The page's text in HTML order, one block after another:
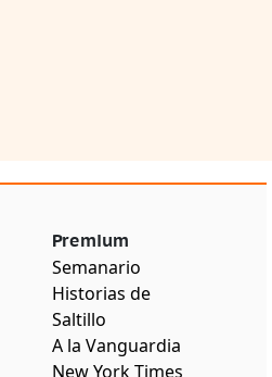
Premium
Semanario
Historias de
Saltillo
A la Vanguardia
New York Times